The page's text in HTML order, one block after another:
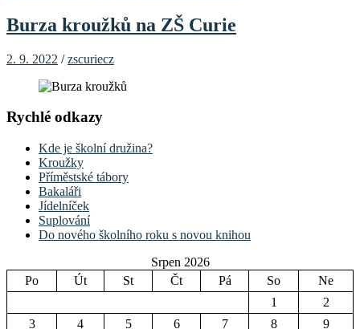
Burza kroužků na ZŠ Curie
2. 9. 2022 /zscuriecz
Rychlé odkazy
Kde je školní družina?
Kroužky
Příměstské tábory
Bakaláři
Jídelníček
Suplování
Do nového školního roku s novou knihou
Srpen 2026
Po
Út St Čt Pá So
Ne
1
2
3
4 5 6 7 8
9